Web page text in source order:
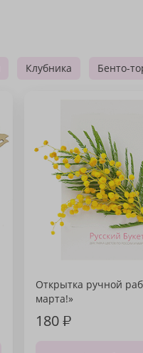
Клубника Бенто-
Открытка ручной
марта!»
180₽